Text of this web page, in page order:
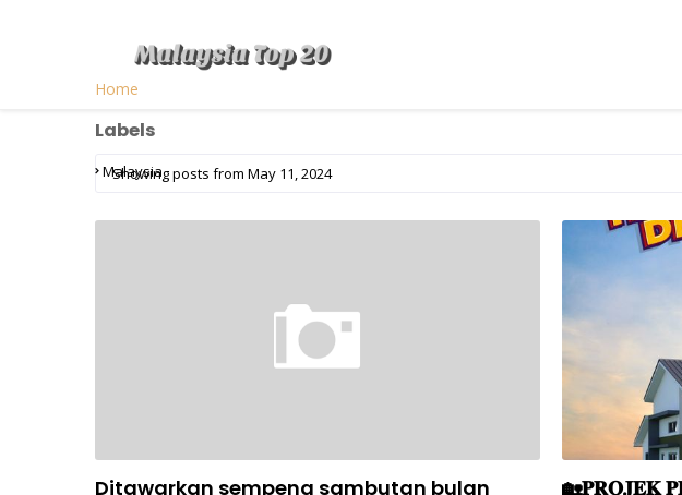
Home
Labels
Malaysia
Showing posts from May 11, 2024
Ditawarkan sempena sambutan bulan
🏡𝐏𝐑𝐎𝐉𝐄𝐊